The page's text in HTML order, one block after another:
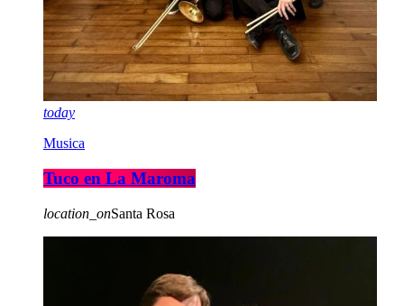
today
Musica
Tuco en La Maroma
location_onSanta Rosa